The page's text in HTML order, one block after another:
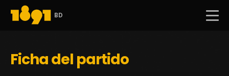
BD
Ficha del partido